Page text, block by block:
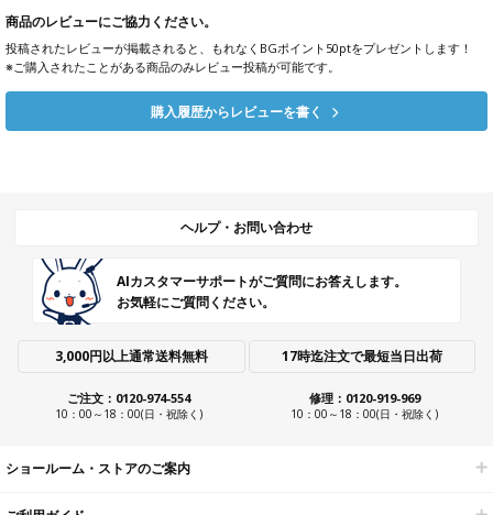
商品のレビューにご協力ください。
投稿されたレビューが掲載されると、もれなくBGポイント50ptをプレゼントします！
※ご購入されたことがある商品のみレビュー投稿が可能です。
購入履歴からレビューを書く
ヘルプ・お問い合わせ
AIカスタマーサポートがご質問にお答えします。
お気軽にご質問ください。
3,000円以上通常送料無料 17時迄注文で最短当日出荷
ご注文：0120-974-554
10：00～18：00(日・祝除く)
修理：0120-919-969
10：00～18：00(日・祝除く)
ショールーム・ストアのご案内